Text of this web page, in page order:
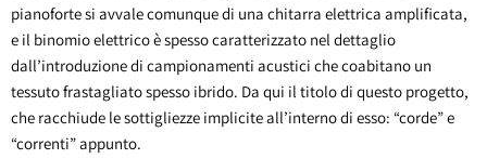
pianoforte si avvale comunque di una chitarra elettrica amplificata,
e il binomio elettrico è spesso caratterizzato nel dettaglio
dall’introduzione di campionamenti acustici che coabitano un
tessuto frastagliato spesso ibrido. Da qui il titolo di questo progetto,
che racchiude le sottigliezze implicite all’interno di esso: “corde” e
“correnti” appunto.